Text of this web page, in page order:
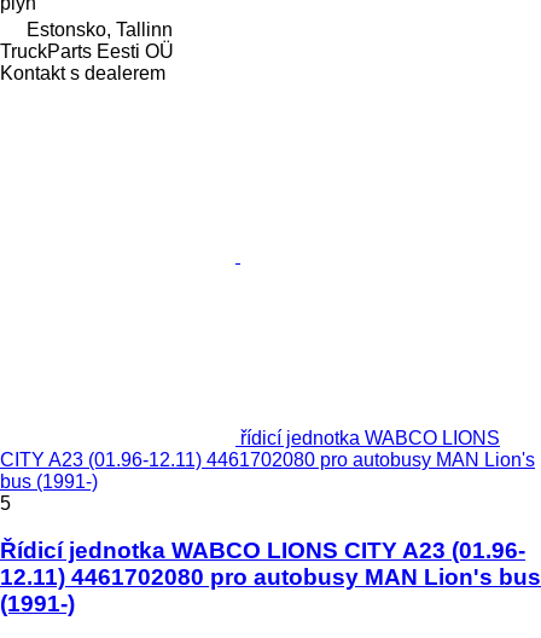
Estonsko, Tallinn
TruckParts Eesti OÜ
Kontakt s dealerem
řídicí jednotka WABCO LIONS
CITY A23 (01.96-12.11) 4461702080 pro autobusy MAN Lion's
bus (1991-)
5
Řídicí jednotka WABCO LIONS CITY A23 (01.96-
12.11) 4461702080 pro autobusy MAN Lion's bus
(1991-)